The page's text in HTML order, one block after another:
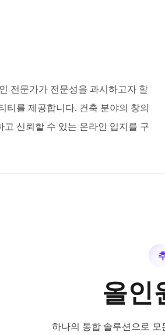
전문가가 전문성을 과시하고자 할
티를 제공합니다. 건축 분야의 창의
신뢰할 수 있는 온라인 입지를 구
올인
하나의 통합 솔루션으로